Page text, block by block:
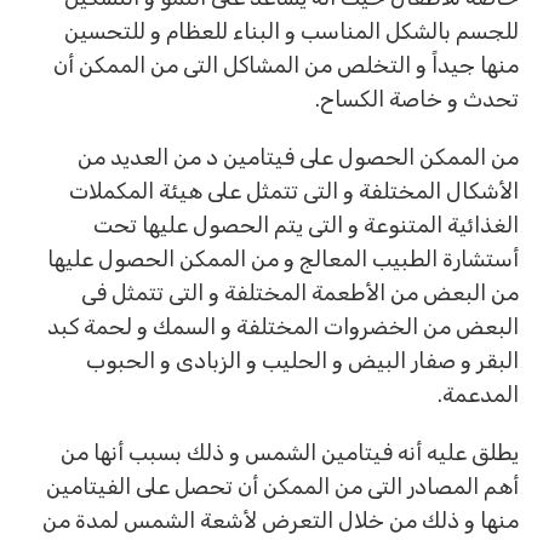
للجسم بالشكل المناسب و البناء للعظام و للتحسين
منها جيداً و التخلص من المشاكل التى من الممكن أن
تحدث و خاصة الكساح.
من الممكن الحصول على فيتامين د من العديد من
الأشكال المختلفة و التى تتمثل على هيئة المكملات
الغذائية المتنوعة و التى يتم الحصول عليها تحت
أستشارة الطبيب المعالج و من الممكن الحصول عليها
من البعض من الأطعمة المختلفة و التى تتمثل فى
البعض من الخضروات المختلفة و السمك و لحمة كبد
البقر و صفار البيض و الحليب و الزبادى و الحبوب
المدعمة.
يطلق عليه أنه فيتامين الشمس و ذلك بسبب أنها من
أهم المصادر التى من الممكن أن تحصل على الفيتامين
منها و ذلك من خلال التعرض لأشعة الشمس لمدة من